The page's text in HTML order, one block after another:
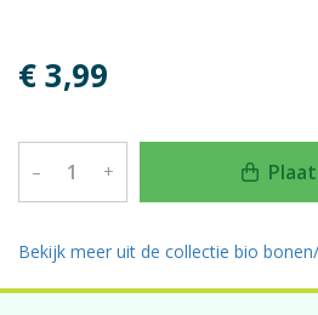
€ 3,99
– +
Bekijk meer uit de collectie bio